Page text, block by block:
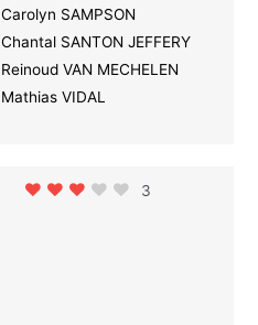
Carolyn SAMPSON
Chantal SANTON JEFFERY
Reinoud VAN MECHELEN
Mathias VIDAL
3